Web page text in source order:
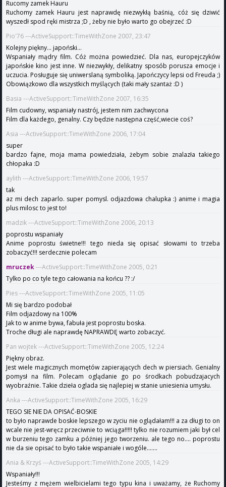
Rucomy zamek Hauru
Ruchomy zamek Hauru jest naprawdę niezwykłą baśnią, cóż się dziwić
wyszedł spod ręki mistrza ;D , żeby nie było warto go obejrzeć :D
Pio'76 ---ActiveSupport::TimeWithZone 2007, 23:47
Kolejny piękny... japoński...
Wspaniały mądry film. Cóż można powiedzieć. Dla nas, europejczyków
japońskie kino jest inne. W niezwykły, delikatny sposób porusza emocje i
uczucia. Posługuje się uniwerslaną symboliką. Japończycy lepsi od Freuda ;)
Obowiązkowo dla wszystkich myślących (taki mały szantaż :D )
Basia ---ActiveSupport::TimeWithZone 2007, 16:35
Film cudowny, wspaniały nastrój, jestem nim zachwycona
Film dla każdego, genalny. Czy będzie następna część,wiecie coś?
Asia ---ActiveSupport::TimeWithZone 2006, 17:04
super
bardzo fajne, moja mama powiedziała, żebym sobie znalazła takiego
chłopaka :D
aylith ---ActiveSupport::TimeWithZone 2006, 19:57
tak
az mi dech zaparlo. super pomysl. odjazdowa chalupka :) anime i magia
plus milosc to jest to!
madzik ---ActiveSupport::TimeWithZone 2006, 20:13
poprostu wspaniały
Anime poprostu świetne!!! tego nieda się opisać słowami to trzeba
zobaczyć!!! serdecznie polecam
mruczek---ActiveSupport::TimeWithZone 2005, 0:21
Tylko po co tyle tego całowania na końcu ?? :/
Pies ---ActiveSupport::TimeWithZone 2005, 11:05
Mi się bardzo podobał
Film odjazdowy na 100%
Jak to w anime bywa, fabuła jest poprostu boska.
Troche długi ale naprawdę NAPRAWDĘ warto zobaczyć.
Pan wojtek ---ActiveSupport::TimeWithZone 2005, 12:24
Piękny obraz.
Jest wiele magicznych momętów zapierających dech w piersiach. Genialny
pomysł na film. Polecam oglądanie go po środkach pobudzajacych
wyobraźnie. Takie dzieła oglada się najlepiej w stanie uniesienia umysłu.
Anka ---ActiveSupport::TimeWithZone 2005, 16:29
TEGO SIE NIE DA OPISAĆ-BOSKIE
to było naprawde boskie lepszego w zyciu nie oglądałam!!! a za długi to on
wcale nie jest-wręcz przeciwnie to wciąga!!!!! tylko nie rozumiem jaki był cel
w burzeniu tego zamku a później jego tworzeniu. ale tego no.... poprostu
nie da sie opisać to było takie wspaniałe i wogóle.......
Ania & Krzyś ---ActiveSupport::TimeWithZone 2005, 14:29
Wspaniały!!!
Jesteśmy z mężem wielbicielami tego typu kina i uważamy, że Ruchomy